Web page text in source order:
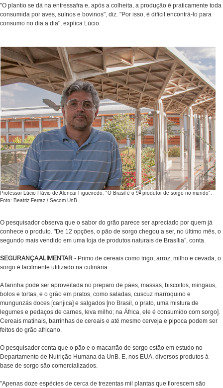
"O plantio se dá na entressafra e, após a colheita, a produção é praticamente toda
consumida por aves, suínos e bovinos", diz. "Por isso, é difícil encontrá-lo para
consumo no dia a dia", explica Lúcio.
Professor Lúcio Flávio de Alencar Figueiredo: "O Brasil é o 9o produtor de sorgo no mundo".
Foto: Beatriz Ferraz / Secom UnB
O pesquisador observa que o sabor do grão parece ser apreciado por quem já
conhece o produto. "De 12 opções, o pão de sorgo chegou a ser, no último mês, o
segundo mais vendido em uma loja de produtos naturais de Brasília”, conta.
SEGURANÇA ALIMENTAR - Primo de cereais como trigo, arroz, milho e cevada, o
sorgo é facilmente utilizado na culinária.
A farinha pode ser aproveitada no preparo de pães, massas, biscoitos, mingaus,
bolos e tortas, e o grão em pratos, como saladas, cuscuz marroquino e
mungunzás doces [canjica] e salgados [no Brasil, o prato, uma mistura de
legumes e pedaços de carnes, leva milho; na África, ele é consumido com sorgo].
Cereais matinais, barrinhas de cereais e até mesmo cerveja e pipoca podem ser
feitos do grão africano.
O pesquisador conta que o pão e o macarrão de sorgo estão em estudo no
Departamento de Nutrição Humana da UnB. E, nos EUA, diversos produtos à
base de sorgo são comercializados.
"Apenas doze espécies de cerca de trezentas mil plantas que florescem são